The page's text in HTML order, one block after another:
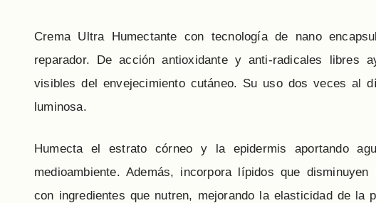
Crema Ultra Humectante con tecnología de nano
reparador. De acción antioxidante y anti-radicales
visibles del envejecimiento cutáneo. Su uso dos veces al
luminosa.
Humecta el estrato córneo y la epidermis aportando
medioambiente. Además, incorpora lípidos que
con ingredientes que nutren, mejorando la elasticidad de la